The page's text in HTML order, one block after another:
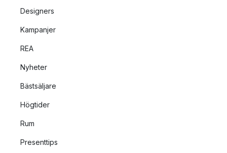
Designers
Kampanjer
REA
Nyheter
Bästsäljare
Högtider
Rum
Presenttips